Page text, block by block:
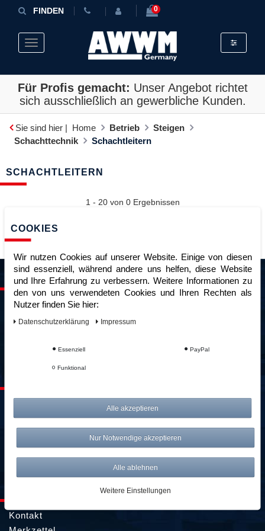
FINDEN 0
Toggle navigation Toggle
Für Profis gemacht: Unser Angebot richtet
sich ausschließlich an gewerbliche Kunden.
Sie sind hier | Home Betrieb
Steigen
Schachttechnik
Schachtleitern
SCHACHTLEITERN
1 - 20 von 0Ergebnissen
Sortieren
SERVICE & KONTAKT
kontakt@awwm-germany.de
089 / 3398 0942*
Lieferung & Versandkosten
Zahlungsarten
Batterieentsorgung
Kontakt
COOKIES
Wir nutzen Cookies auf unserer Website. Einige von diesen
sind essenziell, während andere uns helfen, diese Website
und Ihre Erfahrung zu verbessern. Weitere Informationen zu
den von uns verwendeten Cookies und Ihren Rechten als
Nutzer finden Sie hier:
Daten­schutz­erklärung Impressum
Essenziell PayPal
Funktional
Alle akzeptieren
Nur Notwendige akzeptieren
Alle ablehnen
Weitere Einstellungen